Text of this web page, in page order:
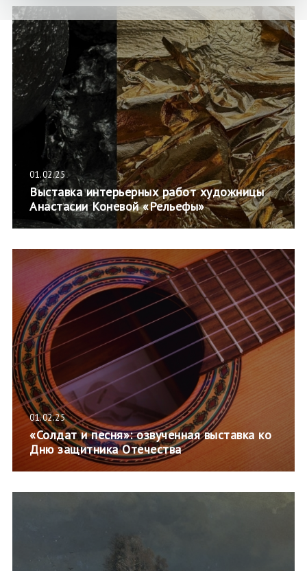
01.02.25
Выставка интерьерных работ художницы
Анастасии Коневой «Рельефы»
01.02.25
«Солдат и песня»: озвученная выставка ко
Дню защитника Отечества